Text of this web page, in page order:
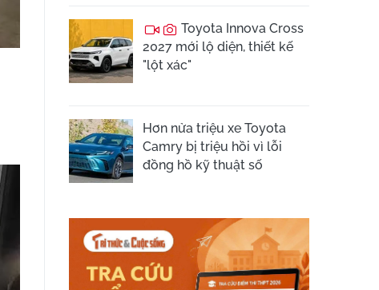
Toyota Innova Cross
2027 mới lộ diện, thiết kế
"lột xác"
Hơn nửa triệu xe Toyota
Camry bị triệu hồi vì lỗi
đồng hồ kỹ thuật số